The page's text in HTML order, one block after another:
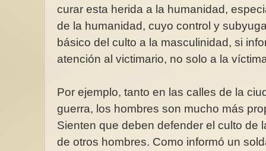
curar esta herida a la humanidad,
de la humanidad, cuyo control y
básico del culto a la masculinidad, si
atención al victimario, no solo a la
Por ejemplo, tanto en las calles de la
guerra, los hombres son mucho más
Sienten que deben defender el culto de
de otros hombres. Como informó un